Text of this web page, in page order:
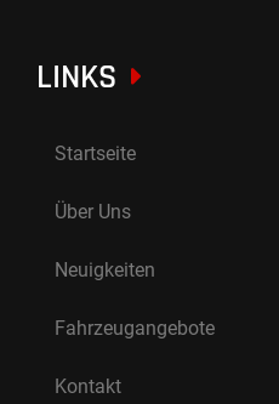
LINKS
Startseite
Über Uns
Neuigkeiten
Fahrzeugangebote
Kontakt